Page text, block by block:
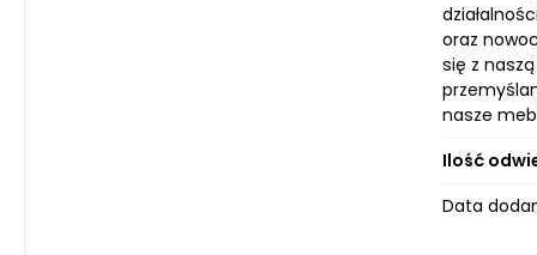
oraz
się z
nasze
Ilość
Data